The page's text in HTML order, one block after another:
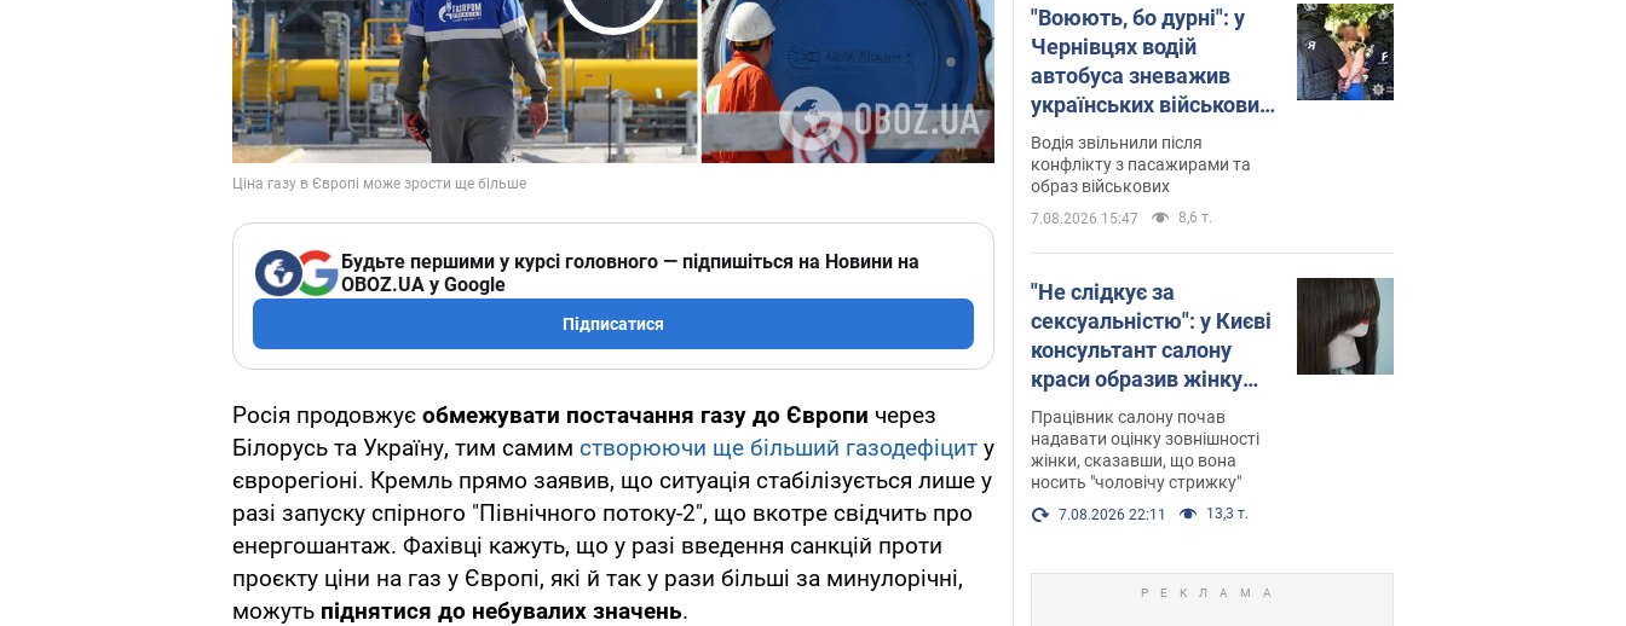
Play Video
Будьте першими у курсі головного — підпишіться на Новини на
OBOZ.UA у Google
Підписатися
Росія продовжує обмежувати постачання газу до Європи через
Білорусь та Україну, тим самим створюючи ще більший газодефіцит у
єврорегіоні. Кремль прямо заявив, що ситуація стабілізується лише у
разі запуску спірного "Північного потоку-2", що вкотре свідчить про
енергошантаж. Фахівці кажуть, що у разі введення санкцій проти
проєкту ціни на газ у Європі, які й так у рази більші за минулорічні,
можуть піднятися до небувалих значень.
"Воюють, бо дурні": у
Чернівцях водій
автобуса зневажив
українських військових
і поплатився. Відео
Водія звільнили після
конфлікту з пасажирами та
образ військових
7.08.2026 15:47 8,6 т.
"Не слідкує за
сексуальністю": у Києві
консультант салону
краси образив жінку
після хімієтерапії,
розгорівся скандал.
Фото
Працівник салону почав
надавати оцінку зовнішності
жінки, сказавши, що вона
носить "чоловічу стрижку"
7.08.2026 22:11 13,3 т.